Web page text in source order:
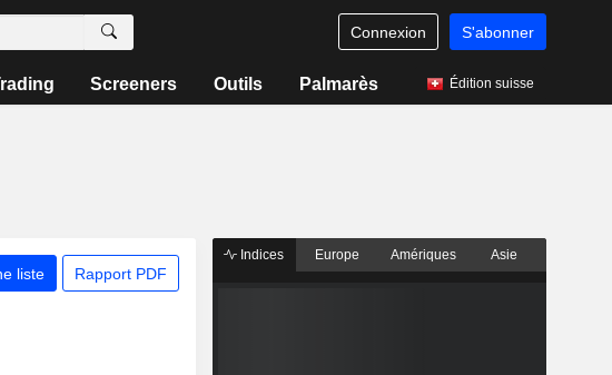
Connexion S'abonner
Screeners Outils Palmarès Édition suisse
liste Rapport PDF
Indices Europe Amériques Asie